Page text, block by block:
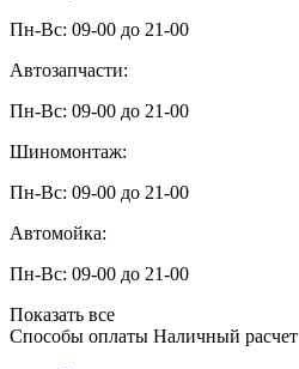
Пн-Вс: 09-00 до 21-00
Автозапчасти:
Пн-Вс: 09-00 до 21-00
Шиномонтаж:
Пн-Вс: 09-00 до 21-00
Автомойка:
Пн-Вс: 09-00 до 21-00
Показать все
Способы оплаты Наличный расчет